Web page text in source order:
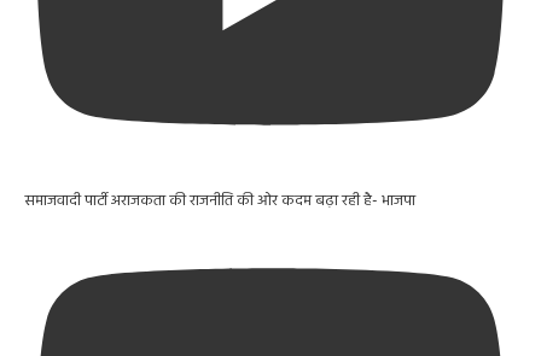
समाजवादी पार्टी अराजकता की राजनीति की ओर कदम बढ़ा रही है- भाजपा